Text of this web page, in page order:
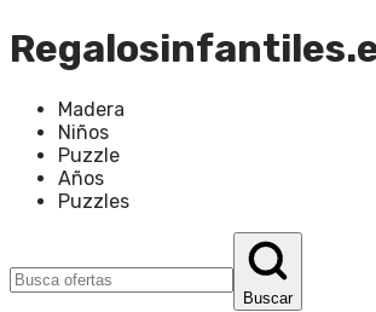
Madera
Niños
Puzzle
Años
Puzzles
Buscar